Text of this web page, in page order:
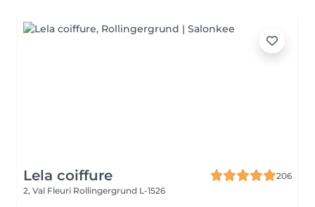
Lela coiffure
206
2, Val Fleuri Rollingergrund L-1526